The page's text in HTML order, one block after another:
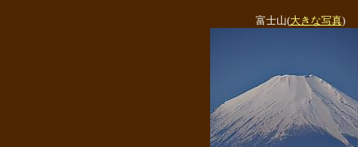
富士山(大きな写真)